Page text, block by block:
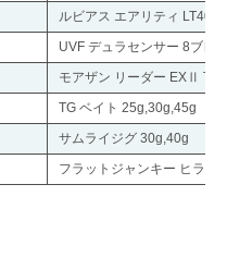
ルビアス エアリティ
UVF デュラセンサー 8ブレ
モアザン リーダー EXⅡ
TG ベイト 25g,30g,45g
サムライジグ 30g,40g
フラットジャンキー ヒラメ